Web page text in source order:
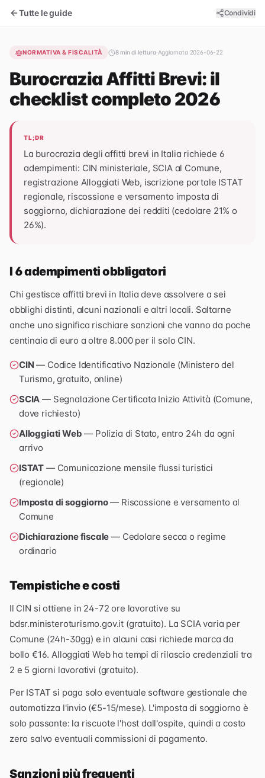
Tutte le guide Condividi
NORMATIVA & FISCALITÀ 8min di lettura·Aggiornata 2026-06-22
Burocrazia Affitti Brevi: il
checklist completo 2026
TL;DR
La burocrazia degli affitti brevi in Italia richiede 6
adempimenti: CIN ministeriale, SCIA al Comune,
registrazione Alloggiati Web, iscrizione portale ISTAT
regionale, riscossione e versamento imposta di
soggiorno, dichiarazione dei redditi (cedolare 21% o
26%).
I 6 adempimenti obbligatori
Chi gestisce affitti brevi in Italia deve assolvere a sei
obblighi distinti, alcuni nazionali e altri locali. Saltarne
anche uno significa rischiare sanzioni che vanno da poche
centinaia di euro a oltre 8.000 per il solo CIN.
CIN — Codice Identificativo Nazionale (Ministero del
Turismo, gratuito, online)
SCIA — Segnalazione Certificata Inizio Attività (Comune,
dove richiesto)
Alloggiati Web — Polizia di Stato, entro 24h da ogni
arrivo
ISTAT — Comunicazione mensile flussi turistici
(regionale)
Imposta di soggiorno— Riscossione e versamento al
Comune
Dichiarazione fiscale — Cedolare secca o regime
ordinario
Tempistiche e costi
Il CIN si ottiene in 24-72 ore lavorative su
bdsr.ministeroturismo.gov.it (gratuito). La SCIA varia per
Comune (24h-30gg) e in alcuni casi richiede marca da
bollo €16. Alloggiati Web ha tempi di rilascio credenziali tra
2 e 5 giorni lavorativi (gratuito).
Per ISTAT si paga solo eventuale software gestionale che
automatizza l'invio (€5-15/mese). L'imposta di soggiorno è
solo passante: la riscuote l'host dall'ospite, quindi a costo
zero salvo eventuali commissioni di pagamento.
Sanzioni più frequenti